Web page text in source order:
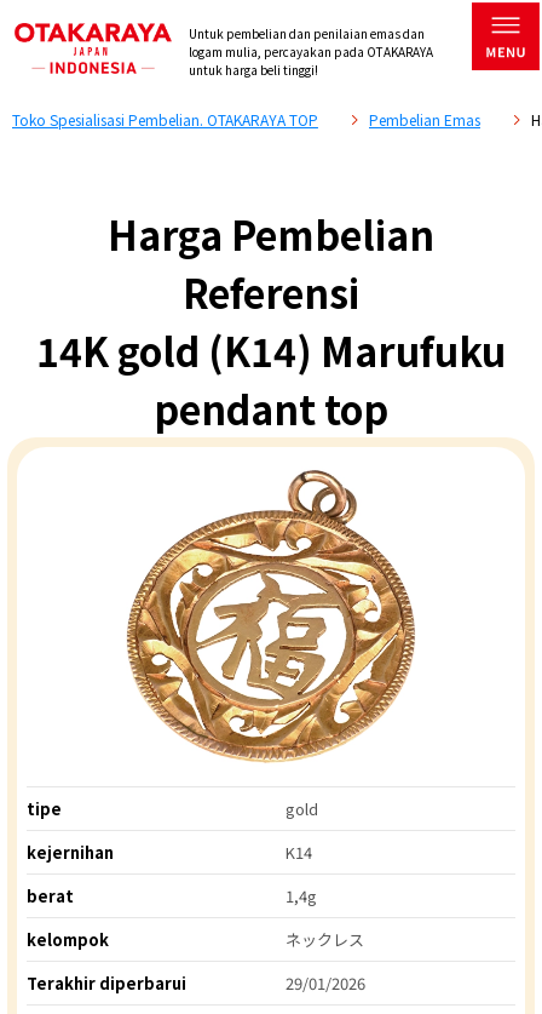
Untuk pembelian dan penilaian emas dan
logam mulia, percayakan pada OTAKARAYA
untuk harga beli tinggi!
Toko Spesialisasi Pembelian. OTAKARAYA TOP Pembelian Emas
Harga Pembelian
Referensi
14K gold (K14) Marufuku
pendant top
tipe
gold
kejernihan
K14
berat
1,4g
kelompok
ネックレス
Terakhir diperbarui
29/01/2026